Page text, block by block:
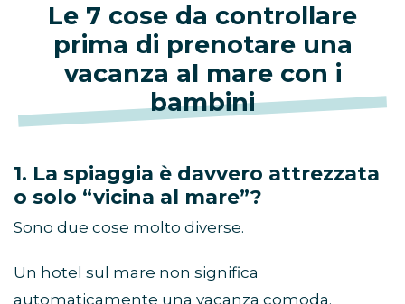
Le 7 cose da controllare
prima di prenotare una
vacanza al mare con i
bambini
1. La spiaggia è davvero attrezzata
o solo “vicina al mare”?
Sono due cose molto diverse.
Un hotel sul mare non significa
automaticamente una vacanza comoda.